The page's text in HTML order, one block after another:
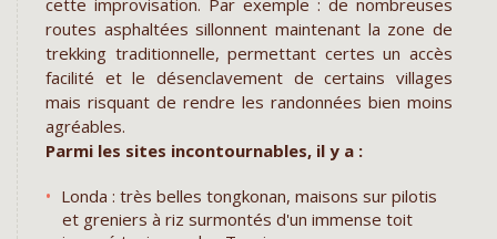
routes asphaltées sillonnent maintenant la zone de
trekking traditionnelle, permettant certes un accès
facilité et le désenclavement de certains villages
mais risquant de rendre les randonnées bien moins
agréables.
Parmi les sites incontournables, il y a :
Londa : très belles tongkonan, maisons sur pilotis
et greniers à riz surmontés d'un immense toit